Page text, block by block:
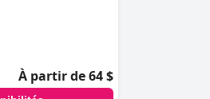
À partir de 64 $